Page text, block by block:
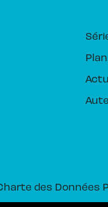
des Données